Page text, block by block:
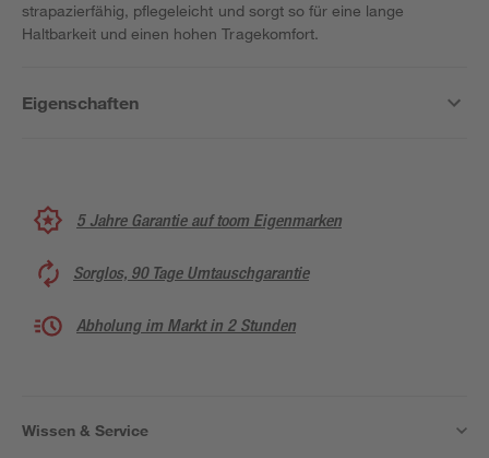
strapazierfähig, pflegeleicht und sorgt so für eine lange
Haltbarkeit und einen hohen Tragekomfort.
Eigenschaften
5 Jahre Garantie auf toom Eigenmarken
Sorglos, 90 Tage Umtauschgarantie
Abholung im Markt in 2 Stunden
Wissen & Service